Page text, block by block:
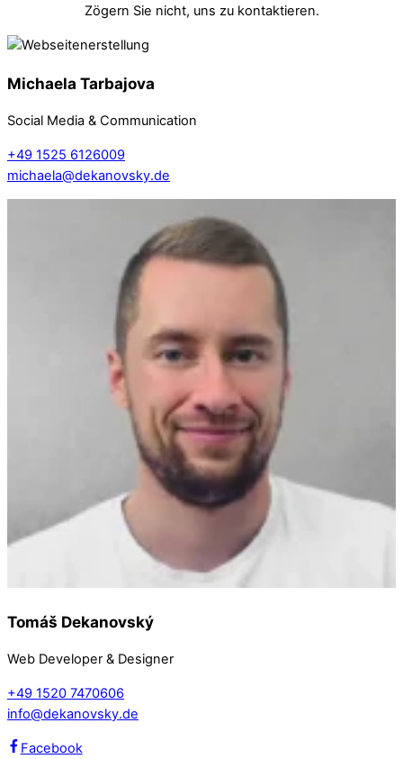
Zögern Sie nicht, uns zu kontaktieren.
Michaela Tarbajova
Social Media & Communication
+49 1525 6126009
michaela@dekanovsky.de
Tomáš Dekanovský
Web Developer & Designer
+49 1520 7470606
info@dekanovsky.de
Facebook